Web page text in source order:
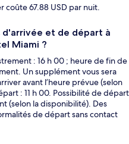
coûte 67.88 USD par nuit.
d'arrivée et de départ à
Miami ?
: 16 h 00 ; heure de fin de
Un supplément vous sera
avant l’heure prévue (selon
: 11 h 00. Possibilité de départ
(selon la disponibilité). Des
de départ sans contact